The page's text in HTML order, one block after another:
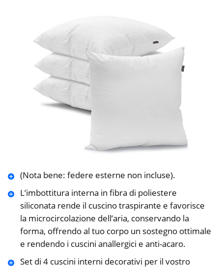
(Nota bene: federe esterne non incluse).
L’imbottitura interna in fibra di poliestere
siliconata rende il cuscino traspirante e favorisce
la microcircolazione dell’aria, conservando la
forma, offrendo al tuo corpo un sostegno ottimale
e rendendo i cuscini anallergici e anti-acaro.
Set di 4 cuscini interni decorativi per il vostro